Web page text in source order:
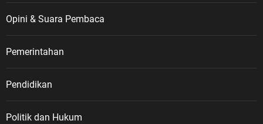
Opini & Suara Pembaca
Pemerintahan
Pendidikan
Politik dan Hukum